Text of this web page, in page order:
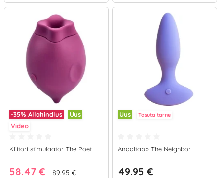
-35% Allahindlus
Uus
Video
Kliitori stimulaator The Poet
58.47 € 89.95 €
Uus Tasuta tarne
Anaaltapp The Neighbor
49.95 €